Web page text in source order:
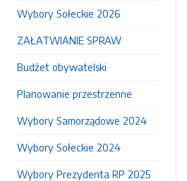
Wybory Sołeckie 2026
ZAŁATWIANIE SPRAW
Budżet obywatelski
Planowanie przestrzenne
Wybory Samorządowe 2024
Wybory Sołeckie 2024
Wybory Prezydenta RP 2025